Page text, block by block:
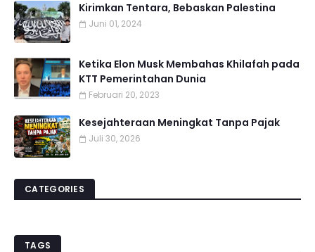
Kirimkan Tentara, Bebaskan Palestina
Juni 01, 2024
Ketika Elon Musk Membahas Khilafah pada
KTT Pemerintahan Dunia
Februari 20, 2023
Kesejahteraan Meningkat Tanpa Pajak
Juli 30, 2026
CATEGORIES
TAGS